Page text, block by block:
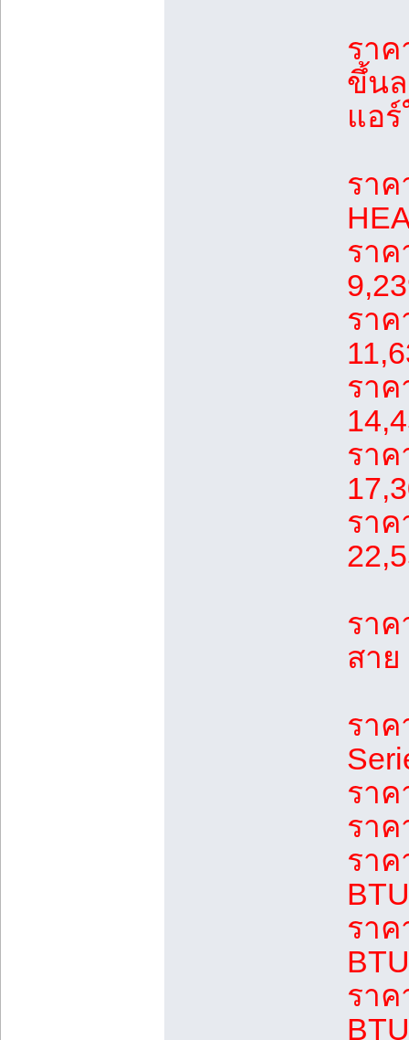
รา
ขึ้นล
แอ
รา
รา
รา
รา
รา
รา
รา
สา
ราค
ราค
รา
ราค
ราค
ราค